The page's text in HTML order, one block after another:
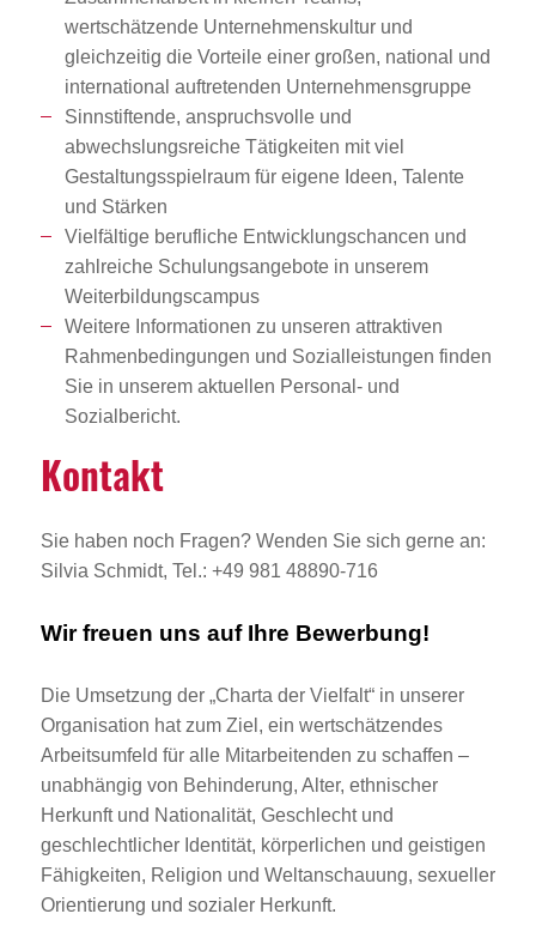
wertschätzende Unternehmenskultur und
gleichzeitig die Vorteile einer großen, national und
international auftretenden Unternehmensgruppe
Sinnstiftende, anspruchsvolle und
abwechslungsreiche Tätigkeiten mit viel
Gestaltungsspielraum für eigene Ideen, Talente
und Stärken
Vielfältige berufliche Entwicklungschancen und
zahlreiche Schulungsangebote in unserem
Weiterbildungscampus
Weitere Informationen zu unseren attraktiven
Rahmenbedingungen und Sozialleistungen finden
Sie in unserem aktuellen Personal- und
Sozialbericht.
Kontakt
Sie haben noch Fragen? Wenden Sie sich gerne an:
Silvia Schmidt, Tel.: +49 981 48890-716
Wir freuen uns auf Ihre Bewerbung!
Die Umsetzung der „Charta der Vielfalt“ in unserer
Organisation hat zum Ziel, ein wertschätzendes
Arbeitsumfeld für alle Mitarbeitenden zu schaffen –
unabhängig von Behinderung, Alter, ethnischer
Herkunft und Nationalität, Geschlecht und
geschlechtlicher Identität, körperlichen und geistigen
Fähigkeiten, Religion und Weltanschauung, sexueller
Orientierung und sozialer Herkunft.